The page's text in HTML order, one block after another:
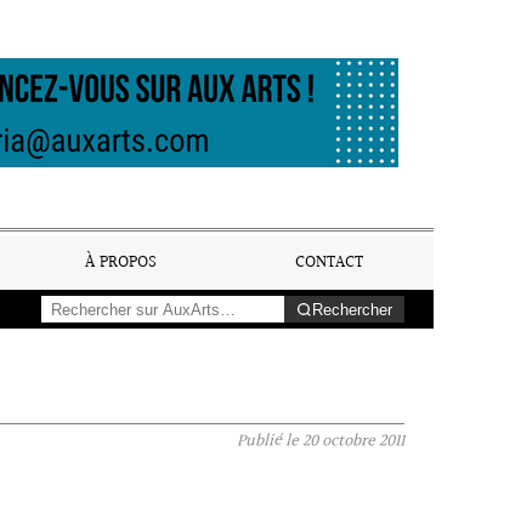
À PROPOS
CONTACT
Rechercher
Publié le20 octobre 2011